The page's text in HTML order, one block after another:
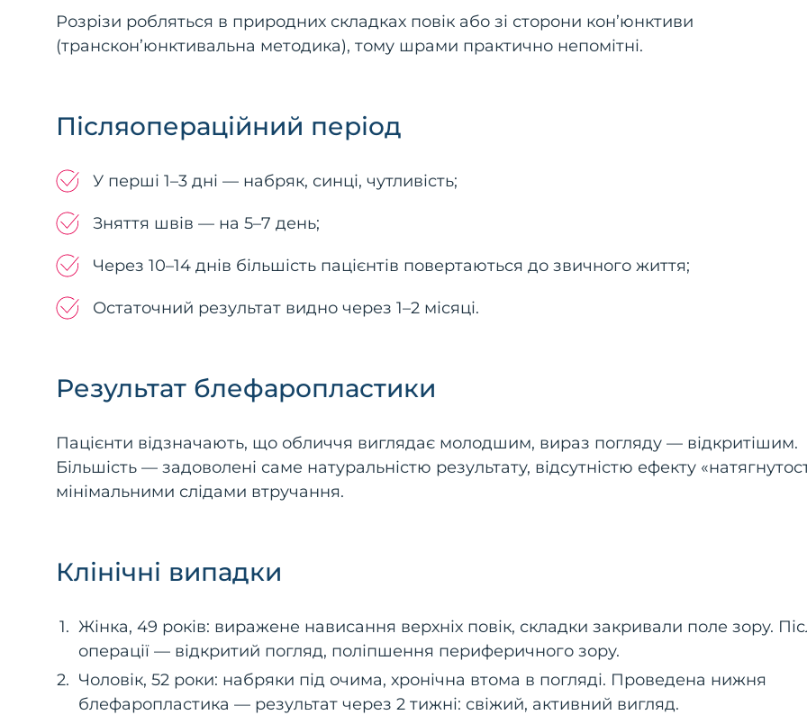
Розрізи робляться в природних складках повік або зі сторони кон’юнктиви
(транскон’юнктивальна методика), тому шрами практично непомітні.
Післяопераційний період
У перші 1–3 дні — набряк, синці, чутливість;
Зняття швів — на 5–7 день;
Через 10–14 днів більшість пацієнтів повертаються до звичного життя;
Остаточний результат видно через 1–2 місяці.
Результат блефаропластики
Пацієнти відзначають, що обличчя виглядає молодшим, вираз погляду — відкритішим.
Більшість — задоволені саме натуральністю результату, відсутністю ефекту
мінімальними слідами втручання.
Клінічні випадки
Жінка, 49 років: виражене нависання верхніх повік, складки закривали поле зору.
операції — відкритий погляд, поліпшення периферичного зору.
Чоловік, 52 роки: набряки під очима, хронічна втома в погляді. Проведена нижня
блефаропластика — результат через 2 тижні: свіжий, активний вигляд.